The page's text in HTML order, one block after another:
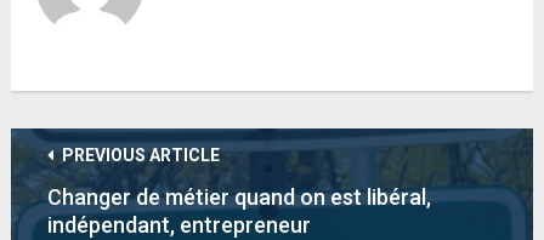
PREVIOUS ARTICLE
Changer de métier quand on est libéral,
indépendant, entrepreneur